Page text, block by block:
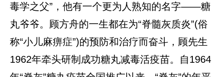
毒学之父”，他有一个更为人熟知的名字——糖
丸爷爷。顾方舟的一生都在为“脊髓灰质炎”(俗
称“小儿麻痹症”)的预防和治疗而奋斗，顾先生
1962年牵头研制成功糖丸减毒活疫苗。自1964